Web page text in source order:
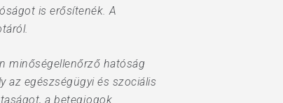
is erősítenék. A
minőségellenőrző hatóság
az egészségügyi és szociális
a betegjogok